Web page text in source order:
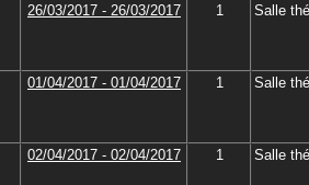
26/03/2017 - 26/03/2017 1 Salle
01/04/2017 - 01/04/2017 1 Salle
02/04/2017 - 02/04/2017 1 Salle